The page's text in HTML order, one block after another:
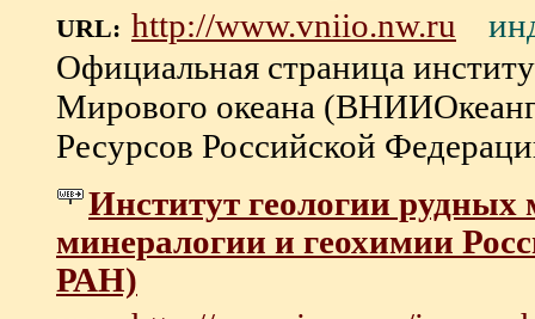
URL: http://www.vniio.nw.ru
Официальная страница
Мирового океана
Ресурсов Российской
Институт геологии рудных
минералогии и геохимии
РАН)